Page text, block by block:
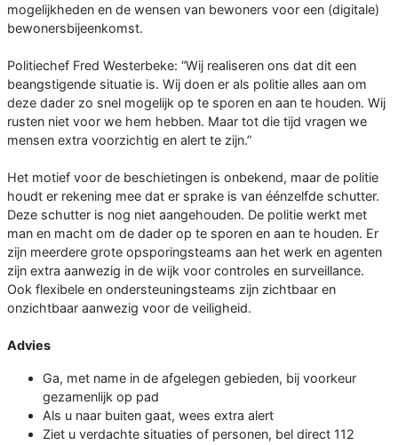
mogelijkheden en de wensen van bewoners voor een (digitale)
bewonersbijeenkomst.
Politiechef Fred Westerbeke: “Wij realiseren ons dat dit een
beangstigende situatie is. Wij doen er als politie alles aan om
deze dader zo snel mogelijk op te sporen en aan te houden. Wij
rusten niet voor we hem hebben. Maar tot die tijd vragen we
mensen extra voorzichtig en alert te zijn.”
Het motief voor de beschietingen is onbekend, maar de politie
houdt er rekening mee dat er sprake is van éénzelfde schutter.
Deze schutter is nog niet aangehouden. De politie werkt met
man en macht om de dader op te sporen en aan te houden. Er
zijn meerdere grote opsporingsteams aan het werk en agenten
zijn extra aanwezig in de wijk voor controles en surveillance.
Ook flexibele en ondersteuningsteams zijn zichtbaar en
onzichtbaar aanwezig voor de veiligheid.
Advies
Ga, met name in de afgelegen gebieden, bij voorkeur
gezamenlijk op pad
Als u naar buiten gaat, wees extra alert
Ziet u verdachte situaties of personen, bel direct 112